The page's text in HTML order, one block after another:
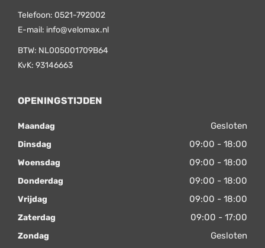
Telefoon: 0521-792002
E-mail: info@velomax.nl
BTW: NL005001709B64
KvK: 93146663
OPENINGSTIJDEN
Maandag Gesloten
Dinsdag 09:00 - 18:00
Woensdag 09:00 - 18:00
Donderdag 09:00 - 18:00
Vrijdag 09:00 - 18:00
Zaterdag 09:00 - 17:00
Zondag Gesloten